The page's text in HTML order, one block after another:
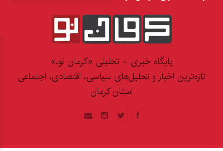
پایگاه خبری - تحلیلی «کرمان نو،»
تازه‌ترین اخبار و تحلیل‌های سیاسی، اقتصادی، اجتماعی
استان کرمان